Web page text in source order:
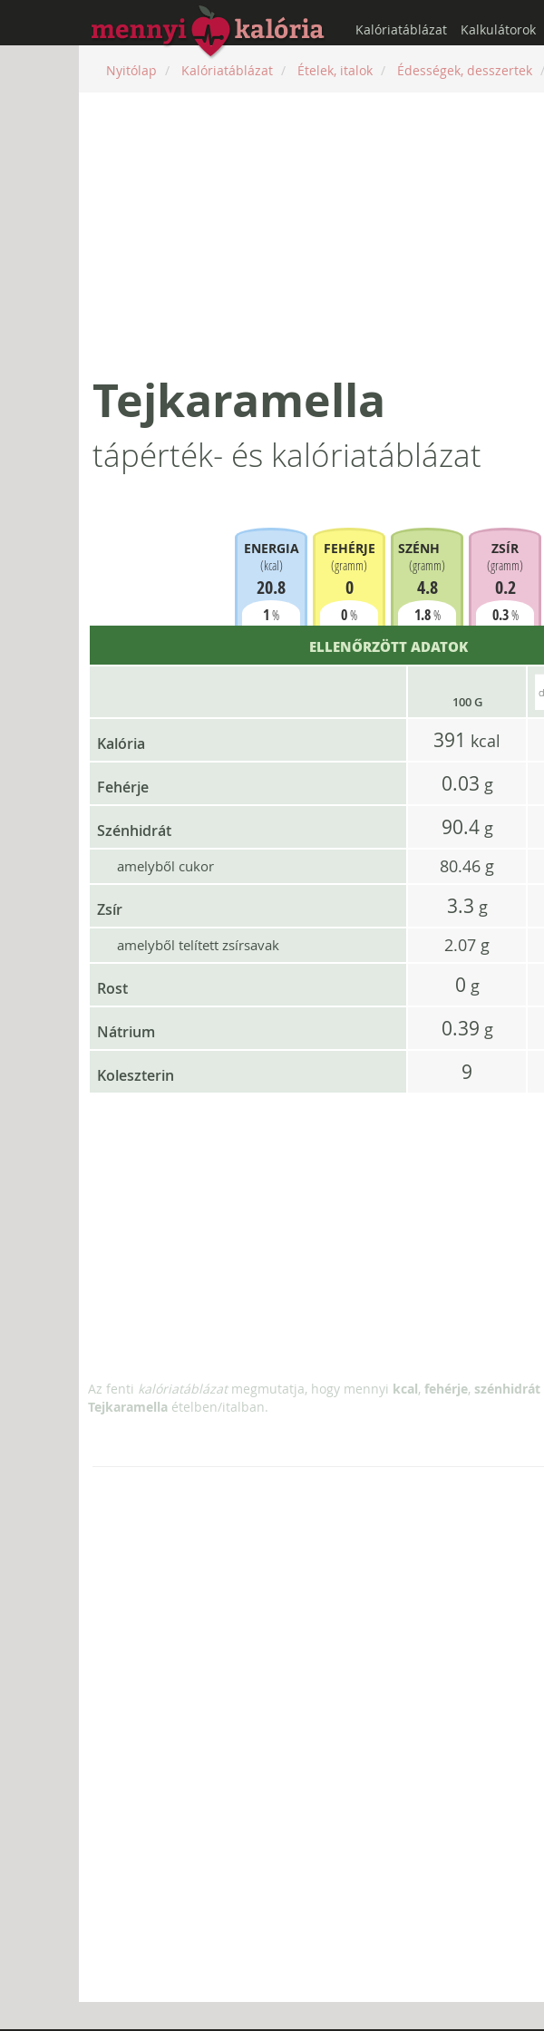
Kalóriatáblázat Kalkulátorok
Nyitólap Kalóriatáblázat Ételek, italok Édességek, desszertek
Tejkaramella
tápérték- és kalóriatáblázat
ENERGIA
(kcal)
20.8
1 %
FEHÉRJE
(gramm)
0
0%
SZÉNHIDRÁT
(gramm)
4.8
1.8%
ZSÍR
(gramm)
0.2
0.3%
ELLENŐRZÖTT ADATOK
100 G
Kalória 391 kcal
Fehérje 0.03 g
Szénhidrát 90.4 g
amelyből cukor 80.46 g
Zsír 3.3 g
amelyből telített zsírsavak 2.07 g
Rost 0 g
Nátrium 0.39 g
Koleszterin 9
Az fenti kalóriatáblázatmegmutatja, hogy mennyi kcal, fehérje, szénhidrát
Tejkaramella ételben/italban.